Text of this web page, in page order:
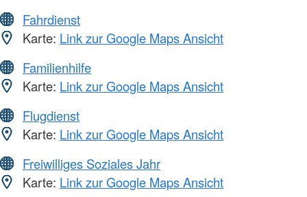
Fahrdienst
Karte: Link zur Google Maps Ansicht
Familienhilfe
Karte: Link zur Google Maps Ansicht
Flugdienst
Karte: Link zur Google Maps Ansicht
Freiwilliges Soziales Jahr
Karte: Link zur Google Maps Ansicht